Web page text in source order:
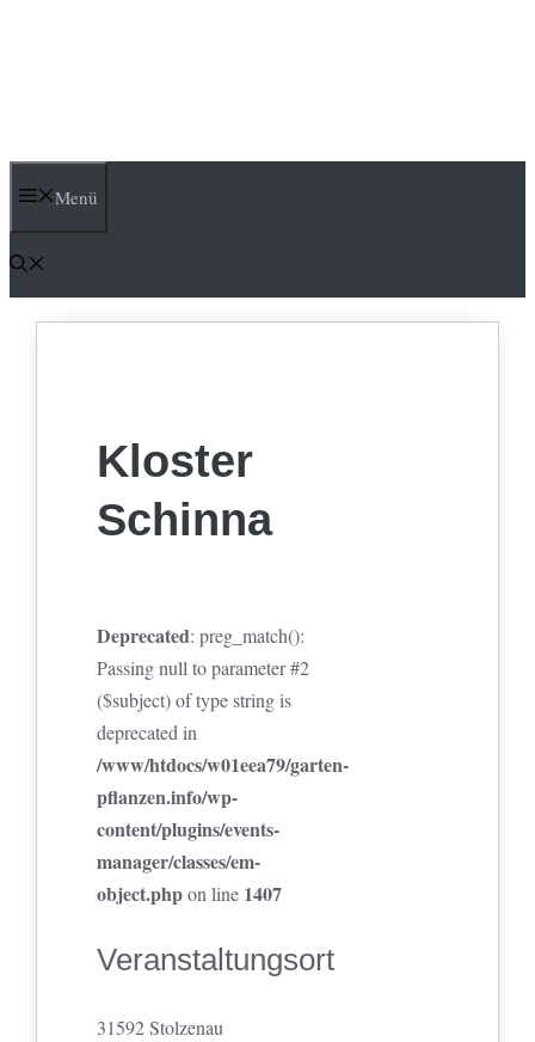
Menü
Kloster
Schinna
Deprecated: preg_match():
Passing null to parameter #2
($subject) of type string is
deprecated in
/www/htdocs/w01eea79/garten-
pflanzen.info/wp-
content/plugins/events-
manager/classes/em-
object.phpon line 1407
Veranstaltungsort
31592 Stolzenau